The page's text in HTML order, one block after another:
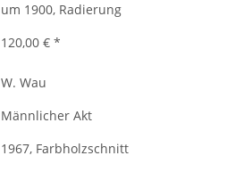
um 1900, Radierung
120,00 €*
W. Wau
Männlicher Akt
1967, Farbholzschnitt